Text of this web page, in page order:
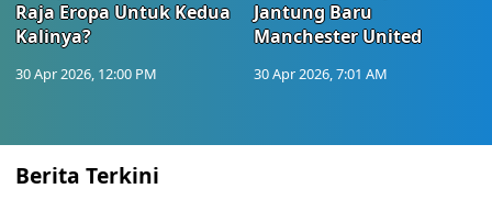
Raja Eropa Untuk Kedua
Kalinya?
30 Apr 2026, 12:00 PM
Jantung Baru
Manchester United
30 Apr 2026, 7:01 AM
Berita Terkini